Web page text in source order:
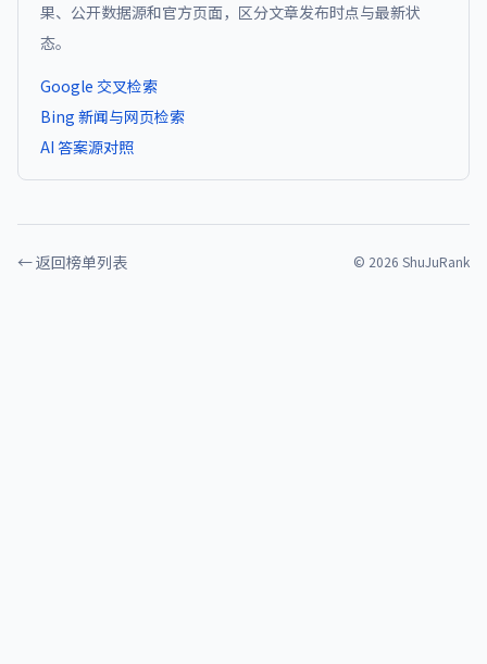
果、公开数据源和官方页面，区分文章发布时点与最新状
态。
Google 交叉检索
Bing 新闻与网页检索
AI 答案源对照
← 返回榜单列表 © 2026 ShuJuRank